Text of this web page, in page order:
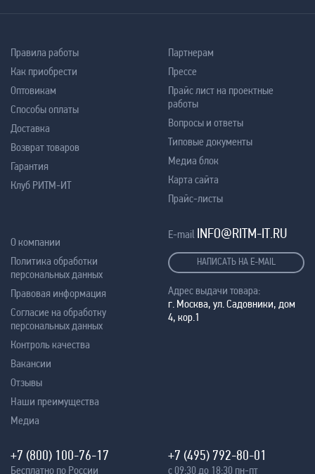
Правила работы
Как приобрести
Оптовикам
Способы оплаты
Доставка
Возврат товаров
Гарантия
Клуб РИТМ-ИТ
Партнерам
Прессе
Прайс лист на проектные
работы
Вопросы и ответы
Типовые документы
Медиа блок
Карта сайта
Прайс-листы
О компании
Политика обработки
персональных данных
Правовая информация
Согласие на обработку
персональных данных
Контроль качества
Вакансии
Отзывы
Наши преимущества
Медиа
E-mail INFO@RITM-IT.RU
НАПИСАТЬ НА E-MAIL
Адрес выдачи товара:
г. Москва, ул. Садовники, дом
4, кор.1
+7 (800) 100-76-17
Бесплатно по России
+7 (495) 792-80-01
с 09:30 до 18:30 пн-пт